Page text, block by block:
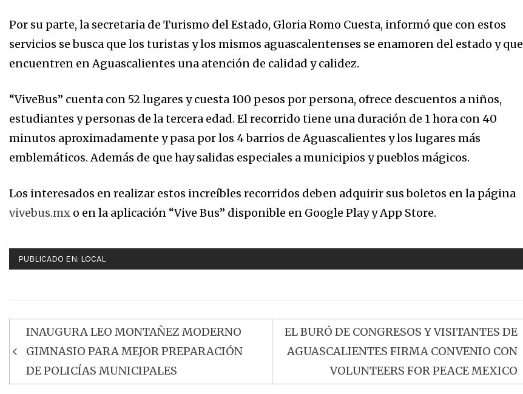
Por su parte, la secretaria de Turismo del Estado, Gloria Romo Cuesta, informó que con estos
servicios se busca que los turistas y los mismos aguascalentenses se enamoren del estado y que
encuentren en Aguascalientes una atención de calidad y calidez.
“ViveBus” cuenta con 52 lugares y cuesta 100 pesos por persona, ofrece descuentos a niños,
estudiantes y personas de la tercera edad. El recorrido tiene una duración de 1 hora con 40
minutos aproximadamente y pasa por los 4 barrios de Aguascalientes y los lugares más
emblemáticos. Además de que hay salidas especiales a municipios y pueblos mágicos.
Los interesados en realizar estos increíbles recorridos deben adquirir sus boletos en la página
vivebus.mx o en la aplicación “Vive Bus” disponible en Google Play y App Store.
PUBLICADO EN: LOCAL
Navegación
de
entradas
INAUGURA LEO MONTAÑEZ MODERNO
GIMNASIO PARA MEJOR PREPARACIÓN
DE POLICÍAS MUNICIPALES
EL BURÓ DE CONGRESOS Y VISITANTES DE
AGUASCALIENTES FIRMA CONVENIO CON
VOLUNTEERS FOR PEACE MEXICO